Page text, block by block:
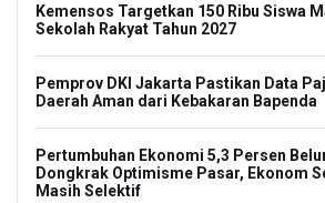
Kemensos Targetkan 150 Ribu Siswa
Sekolah Rakyat Tahun 2027
Pemprov DKI Jakarta Pastikan Data
Daerah Aman dari Kebakaran Bapenda
Pertumbuhan Ekonomi 5,3 Persen
Dongkrak Optimisme Pasar, Ekonom
Masih Selektif